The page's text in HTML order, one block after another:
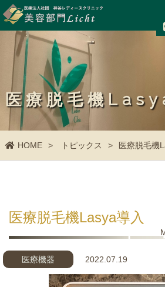
医療脱毛機
HOME トピックス 医療脱毛機
医療脱毛機Lasya導入
医療機器 2022.07.19